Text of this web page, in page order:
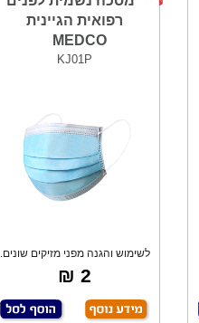
רפואית הגיינית
MEDCO
KJ01P
לשימוש והגנה מפני מזיקים שונים.
כסוי מוש
2 ₪